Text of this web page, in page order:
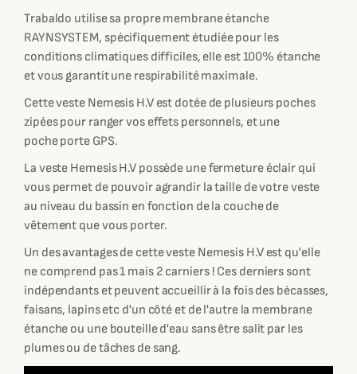
Trabaldo utilise sa propre membrane étanche
RAYNSYSTEM, spécifiquement étudiée pour les
conditions climatiques difficiles, elle est 100% étanche
et vous garantit une respirabilité maximale.
Cette veste Nemesis H.V est dotée de plusieurs poches
zipées pour ranger vos effets personnels, et une
poche porte GPS.
La veste Hemesis H.V possède une fermeture éclair qui
vous permet de pouvoir agrandir la taille de votre veste
au niveau du bassin en fonction de la couche de
vêtement que vous porter.
Un des avantages de cette veste Nemesis H.V est qu'elle
ne comprend pas 1 mais 2 carniers ! Ces derniers sont
indépendants et peuvent accueillir à la fois des bécasses,
faisans, lapins etc d'un côté et de l'autre la membrane
étanche ou une bouteille d'eau sans être salit par les
plumes ou de tâches de sang.